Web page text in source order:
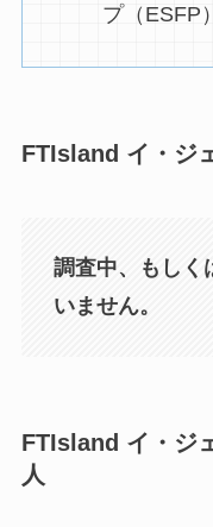
プ（ESFP
FTIsland イ・ジ
調査中、もしく
いません。
FTIsland イ・ジ
人